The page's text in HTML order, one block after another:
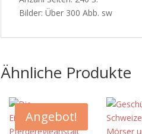
Bilder: Über 300 Abb. sw
Ähnliche Produkte
Angebot!